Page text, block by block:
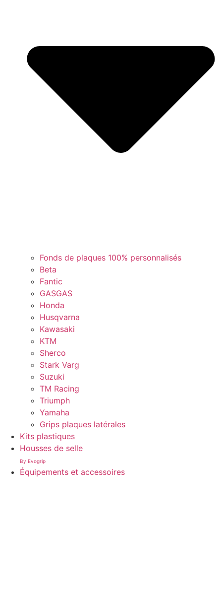
Fonds de plaques 100% personnalisés
Beta
Fantic
GASGAS
Honda
Husqvarna
Kawasaki
KTM
Sherco
Stark Varg
Suzuki
TM Racing
Triumph
Yamaha
Grips plaques latérales
Kits plastiques
Housses de selle
By Evogrip
Équipements et accessoires